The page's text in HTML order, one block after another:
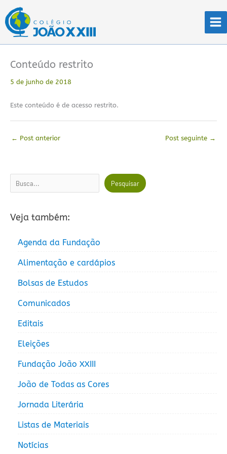
para
conteúdo
Conteúdo restrito
5 de junho de 2018
Este conteúdo é de acesso restrito.
← Post anterior Post seguinte →
Pesquisar Pesquisar
Veja também:
Agenda da Fundação
Alimentação e cardápios
Bolsas de Estudos
Comunicados
Editais
Eleições
Fundação João XXIII
João de Todas as Cores
Jornada Literária
Listas de Materiais
Notícias